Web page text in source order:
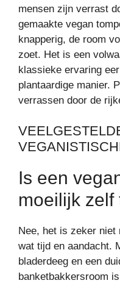
mensen zijn verrast
gemaakte vegan
knapperig, de room
zoet. Het is een
klassieke ervaring
plantaardige manier.
verrassen door de
Is een
moeilijk zelf
Nee, het is zeker niet
wat tijd en aandacht.
bladerdeeg en een
banketbakkersroom